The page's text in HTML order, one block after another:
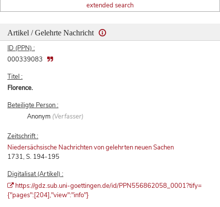
extended search
Artikel / Gelehrte Nachricht
ID (PPN) :
000339083
Titel :
Florence.
Beteiligte Person :
Anonym (Verfasser)
Zeitschrift :
Niedersächsische Nachrichten von gelehrten neuen Sachen
1731, S. 194-195
Digitalisat (Artikel) :
https://gdz.sub.uni-goettingen.de/id/PPN556862058_0001?tify=
{"pages":[204],"view":"info"}